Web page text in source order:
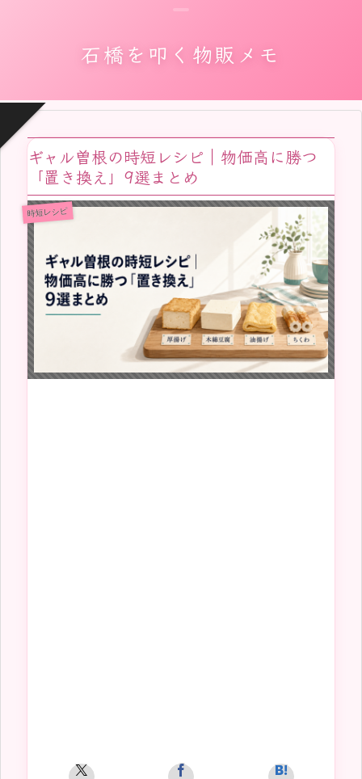
石橋を叩く物販メモ
ギャル曽根の時短レシピ｜物価高に勝つ
「置き換え」9選まとめ
時短レシピ